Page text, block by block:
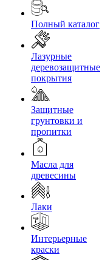
Полный каталог
Лазурные
деревозащитные
покрытия
Защитные
грунтовки и
пропитки
Масла для
древесины
Лаки
Интерьерные
краски